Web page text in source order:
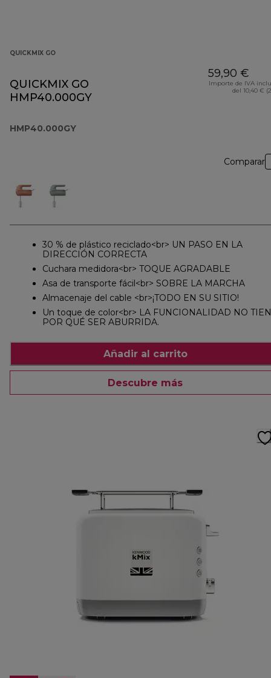
QUICKMIX GO
QUICKMIX GO
HMP40.000GY
HMP40.000GY
59,90 €
Importe de IVA
del 10,40 €
Comparar
30 % de plástico reciclado<br> UN PASO EN LA
DIRECCIÓN CORRECTA
Cuchara medidora<br> TOQUE AGRADABLE
Asa de transporte fácil<br> SOBRE LA MARCHA
Almacenaje del cable <br>¡TODO EN SU SITIO!
Un toque de color<br> LA FUNCIONALIDAD NO
POR QUÉ SER ABURRIDA.
Añadir al carrito
Descubre más